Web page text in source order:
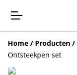
Home / Producten /
Ontsteekpen set